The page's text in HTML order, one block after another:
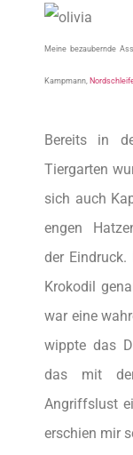
Meine bezaubernde
Kampmann,
Bereits in
Tiergarten
sich auch
engen
der
Krokodil
war eine
wippte das
das mit der
Angriffslust
erschien mir